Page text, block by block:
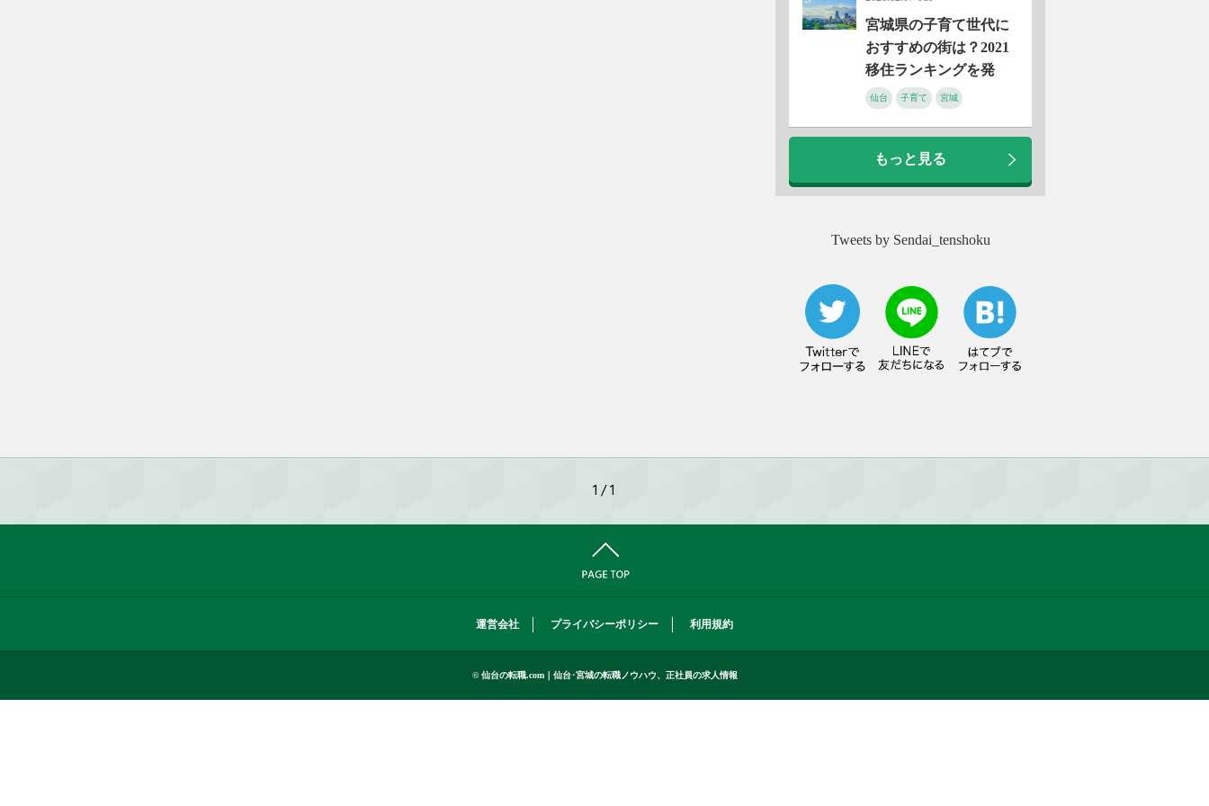
1 / 1
宮城県の子育て世代に
おすすめの街は？2021
移住ランキングを発
表！
仙台 子育て 宮城
もっと見る
Tweets by Sendai_tenshoku
運営会社 プライバシーポリシー 利用規約
© 仙台の転職.com｜仙台･宮城の転職ノウハウ、正社員の求人情報